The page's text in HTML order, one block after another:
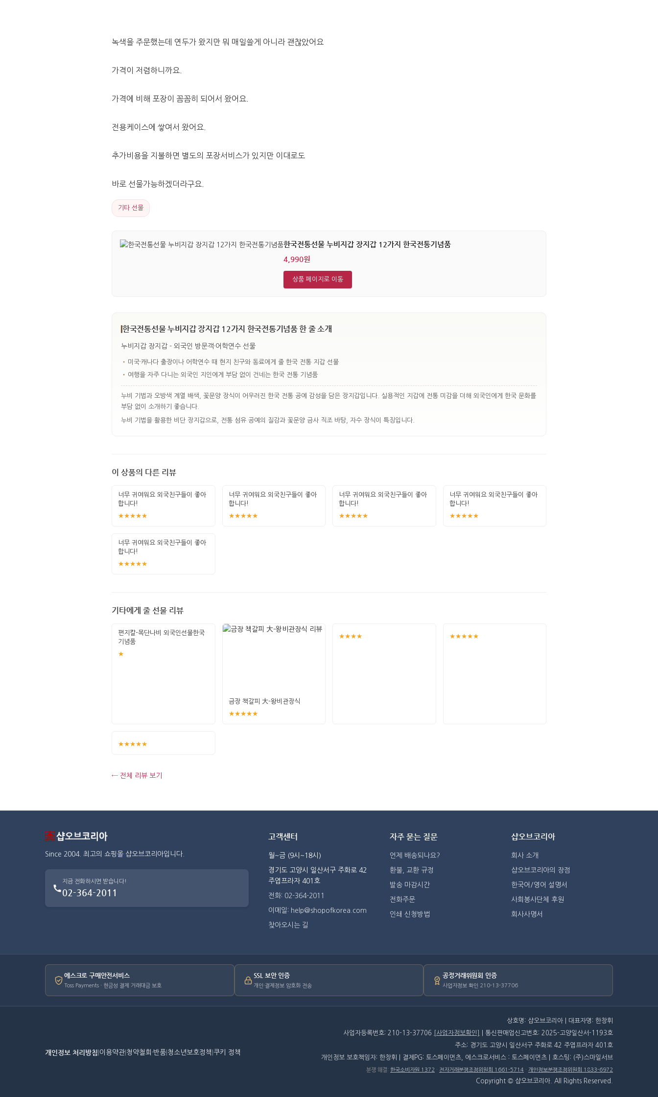
녹색을 주문했는데 연두가 왔지만 뭐 매일쓸게 아니라 괜찮았어요
가격이 저렴하니까요.
가격에 비해 포장이 꼼꼼히 되어서 왔어요.
전용케이스에 쌓여서 왔어요.
추가비용을 지불하면 별도의 포장서비스가 있지만 이대로도
바로 선물가능하겠더라구요.
기타 선물
한국전통선물 누비지갑 장지갑 12가지 한국전통기념품
4,990원
상품 페이지로 이동
한국전통선물 누비지갑 장지갑 12가지 한국전통기념품 한 줄 소개
누비지갑 장지갑 - 외국인 방문객·어학연수 선물
• 미국·캐나다 출장이나 어학연수 때 현지 친구와 동료에게 줄 한국 전통 지갑 선물
• 여행을 자주 다니는 외국인 지인에게 부담 없이 건네는 한국 전통 기념품
누비 기법과 오방색 계열 배색, 꽃문양 장식이 어우러진 한국 전통 공예 감성을 담은 장지갑입니다. 실용적인 지갑에 전통 미감을 더해 외국인에게 한국 문화를
부담 없이 소개하기 좋습니다.
누비 기법을 활용한 비단 장지갑으로, 전통 섬유 공예의 질감과 꽃문양 금사 직조 바탕, 자수 장식이 특징입니다.
이 상품의 다른 리뷰
너무 귀여워요 외국친구들이 좋아
합니다!
★★★★★
너무 귀여워요 외국친구들이 좋아
합니다!
★★★★★
너무 귀여워요 외국친구들이 좋아
합니다!
★★★★★
너무 귀여워요 외국친구들이 좋아
합니다!
★★★★★
너무 귀여워요 외국친구들이 좋아
합니다!
★★★★★
기타에게 줄 선물 리뷰
편지칼-목단나비 외국인선물한국
기념품
★
금장 책갈피 大-왕비관장식
★★★★★
★★★★ ★★★★★
★★★★★
← 전체 리뷰 보기
Since 2004. 최고의 쇼핑몰 샵오브코리아입니다.
지금 전화하시면 받습니다!
02-364-2011
고객센터
월~금 (9시~18시)
경기도 고양시 일산서구 주화로 42
주엽프라자 401호
전화: 02-364-2011
이메일: help@shopofkorea.com
찾아오시는 길
자주 묻는 질문
언제 배송되나요?
환불, 교환 규정
발송 마감시간
전화주문
인쇄 신청방법
샵오브코리아
회사 소개
샵오브코리아의 장점
한국어/영어 설명서
사회봉사단체 후원
회사사명서
에스크로 구매안전서비스
Toss Payments · 현금성 결제 거래대금 보호
SSL 보안 인증
개인·결제정보 암호화 전송
공정거래위원회 인증
사업자정보 확인 210-13-37706
개인정보 처리방침 이용약관 청약철회·반품 청소년보호정책 쿠키 정책
상호명: 샵오브코리아 | 대표자명: 한창휘
사업자등록번호: 210-13-37706
[사업자정보확인]
| 통신판매업신고번호: 2025-고양일산서-1193호
주소: 경기도 고양시 일산서구 주화로 42 주엽프라자 401호
개인정보 보호책임자: 한창휘 | 결제PG: 토스페이먼츠, 에스크로서비스 : 토스페이먼츠 | 호스팅: (주)스마일서브
분쟁 해결: 한국소비자원 1372 · 전자거래분쟁조정위원회 1661-5714 · 개인정보분쟁조정위원회 1833-6972
Copyright © 샵오브코리아. All Rights Reserved.